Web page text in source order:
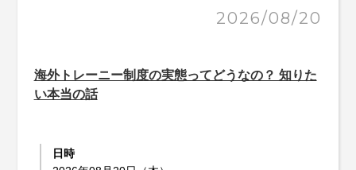
2026/08/20
海外トレーニー制度の実態ってどうなの？ 知りた
い本当の話
日時